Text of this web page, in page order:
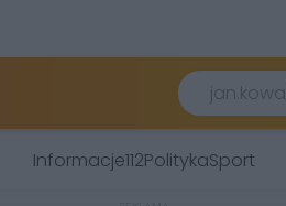
Informacje112PolitykaSport